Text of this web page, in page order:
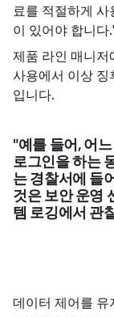
료를 적절하게
이 있어야 합니
제품 라인 매니저
사용에서 이상
입니다.
"예를 들어, 어
로그인을 하는
는 경찰서에 들
것은 보안 운영
템 로깅에서 관
데이터 제어를 유